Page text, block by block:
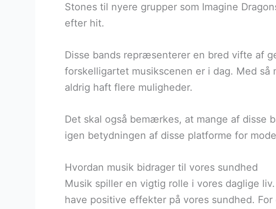
Stones til nyere grupper som Imagine
efter hit.
Disse bands repræsenterer en bred vifte af
forskelligartet musikscenen er i dag. Med
aldrig haft flere muligheder.
Det skal også bemærkes, at mange af disse
igen betydningen af disse platforme for
Hvordan musik bidrager til vores sundhed
Musik spiller en vigtig rolle i vores daglige
have positive effekter på vores sundhed.